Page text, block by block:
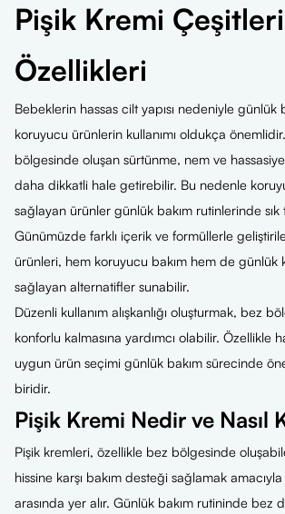
Pişik Kremi
Özellikleri
Bebeklerin hassas cilt yapısı nedeniyle günlük
koruyucu ürünlerin kullanımı oldukça
bölgesinde oluşan sürtünme, nem ve hassasiyet
daha dikkatli hale getirebilir. Bu nedenle
sağlayan ürünler günlük bakım rutinlerinde
Günümüzde farklı içerik ve formüllerle
ürünleri, hem koruyucu bakım hem de günlük
sağlayan alternatifler sunabilir.
Düzenli kullanım alışkanlığı oluşturmak, bez
konforlu kalmasına yardımcı olabilir. Özellikle
uygun ürün seçimi günlük bakım sürecinde
biridir.
Pişik Kremi Nedir ve Nasıl
Pişik kremleri, özellikle bez bölgesinde
hissine karşı bakım desteği sağlamak
arasında yer alır. Günlük bakım rutininde bez